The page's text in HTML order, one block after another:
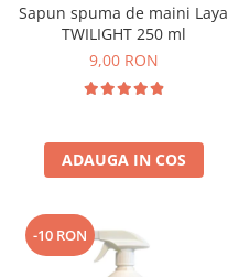
Sapun spuma de maini Laya
TWILIGHT 250 ml
9,00 RON
ADAUGA IN COS
-10 RON